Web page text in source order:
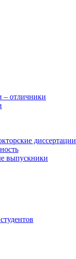
отличники
диссертации
выпускники